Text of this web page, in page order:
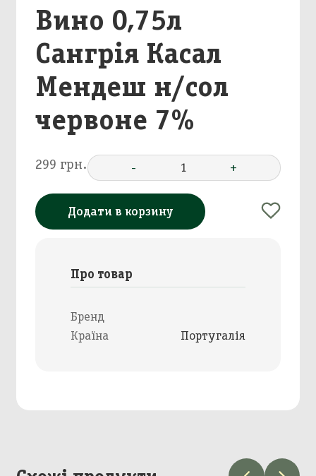
Вино 0,75л
Сангрія Касал
Мендеш н/сол
червоне 7%
299 грн. - 1 +
Додати в корзину
Про товар
Бренд
Країна
Португалія